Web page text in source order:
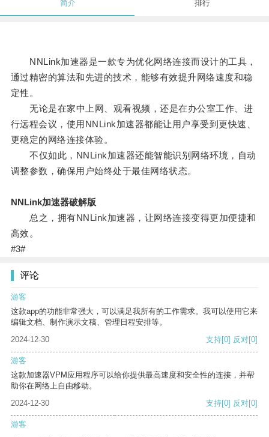
简介 排行
NNLink加速器是一款专为优化网络连接而设计的工具，
通过精密的算法和先进的技术，能够有效提升网络速度和稳
定性。
无论是在家中上网、观看视频，还是在办公室工作、进
行远程会议，使用NNLink加速器都能让用户享受到更快速、
更稳定的网络连接体验。
不仅如此，NNLink加速器还能智能识别网络环境，自动
调整参数，确保用户始终处于最佳网络状态。
NNLink加速器破解版
总之，拥有NNLink加速器，让网络连接变得更加便捷和
高效。
#3#
评论
游客
这款app的功能非常强大，可以满足我所有的工作需求。我可以使用它来
编辑文档、制作演示文稿、管理日程安排等。
2024-12-30
支持[0] 反对[0]
游客
这款加速器VPM应用程序可以给你提供最高速度和安全性的连接，并帮
助你在网络上自由移动。
2024-12-30
支持[0] 反对[0]
游客